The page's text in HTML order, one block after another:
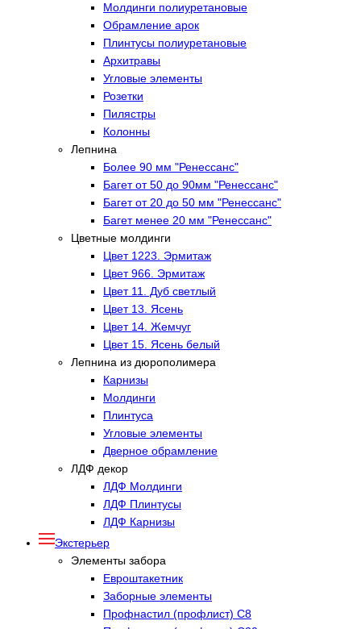
Молдинги полиуретановые
Обрамление арок
Плинтусы полиуретановые
Архитравы
Угловые элементы
Розетки
Пилястры
Колонны
Лепнина
Более 90 мм "Ренессанс"
Багет от 50 до 90мм "Ренессанс"
Багет от 20 до 50 мм "Ренессанс"
Багет менее 20 мм "Ренессанс"
Цветные молдинги
Цвет 1223. Эрмитаж
Цвет 966. Эрмитаж
Цвет 11. Дуб светлый
Цвет 13. Ясень
Цвет 14. Жемчуг
Цвет 15. Ясень белый
Лепнина из дюрополимера
Карнизы
Молдинги
Плинтуса
Угловые элементы
Дверное обрамление
ЛДФ декор
ЛДФ Молдинги
ЛДФ Плинтусы
ЛДФ Карнизы
Экстерьер
Элементы забора
Евроштакетник
Заборные элементы
Профнастил (профлист) С8